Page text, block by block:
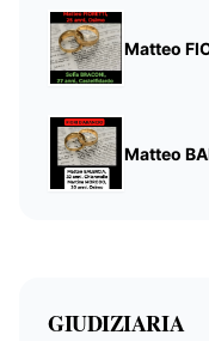
Matteo
Matteo
GIUDIZIARIA